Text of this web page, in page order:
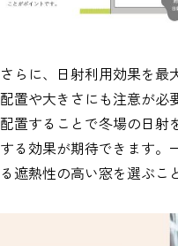
さらに、日射利用効果を最
配置や大きさにも注意が必
配置することで冬場の日射
する効果が期待できます。
る遮熱性の高い窓を選ぶこ